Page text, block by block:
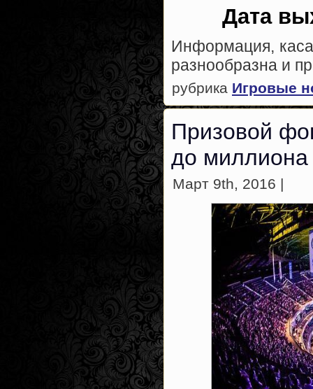
Дата
Информация,
разнообразна и
рубрика Игровые
Призовой
до
Март 9th, 2016 |